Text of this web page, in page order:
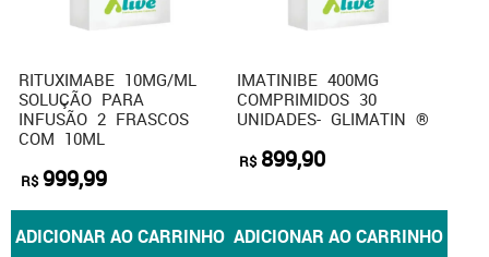
RITUXIMABE 10MG/ML
SOLUÇÃO PARA
INFUSÃO 2 FRASCOS
COM 10ML
R$ 999,99
ADICIONAR AO CARRINHO
IMATINIBE 400MG
COMPRIMIDOS 30
UNIDADES- GLIMATIN ®
R$ 899,90
ADICIONAR AO CARRINHO